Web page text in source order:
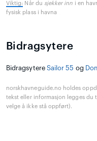
Viktig: Når du sjekker inn i en
fysisk plass i havna
Bidragsytere
Bidragsytere Sailor 55 og
norskhavneguide.no holdes
tekst eller informasjon legges du
velge å ikke stå oppført).